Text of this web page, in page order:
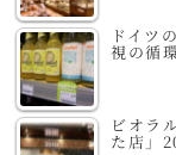
ドイツ
視の循
ビオラ
た店」